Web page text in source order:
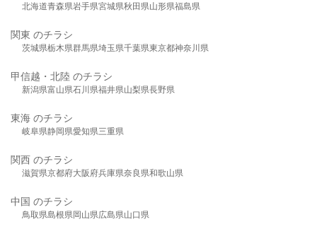
北海道青森県岩手県宮城県秋田県山形県福島県
関東 のチラシ
茨城県栃木県群馬県埼玉県千葉県東京都神奈川県
甲信越・北陸 のチラシ
新潟県富山県石川県福井県山梨県長野県
東海 のチラシ
岐阜県静岡県愛知県三重県
関西 のチラシ
滋賀県京都府大阪府兵庫県奈良県和歌山県
中国 のチラシ
鳥取県島根県岡山県広島県山口県